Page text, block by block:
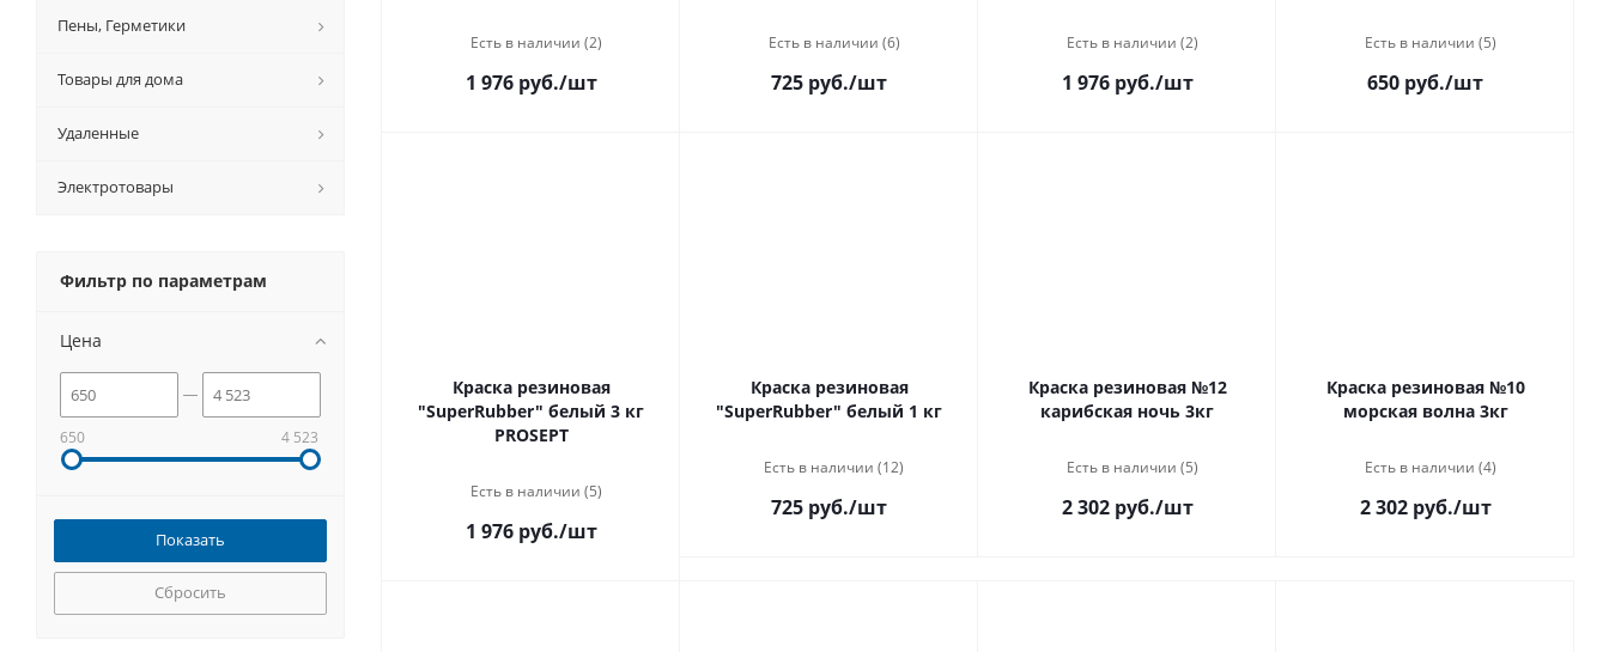
Есть в наличии (2)
1 976 руб./шт
Есть в наличии (6)
725 руб./шт
Есть в наличии (2)
1 976 руб./шт
Есть в наличии (5)
650 руб./шт
Краска резиновая
"SuperRubber" белый 3 кг
PROSEPT
Есть в наличии (5)
1 976 руб./шт
Краска резиновая
"SuperRubber" белый 1 кг
Есть в наличии (12)
725 руб./шт
Краска резиновая №12
карибская ночь 3кг
Есть в наличии (5)
2 302 руб./шт
Краска резиновая №10
морская волна 3кг
Есть в наличии (4)
2 302 руб./шт
Пены, Герметики
Товары для дома
Удаленные
Электротовары
Фильтр по параметрам
Цена
650 4 523
Сбросить